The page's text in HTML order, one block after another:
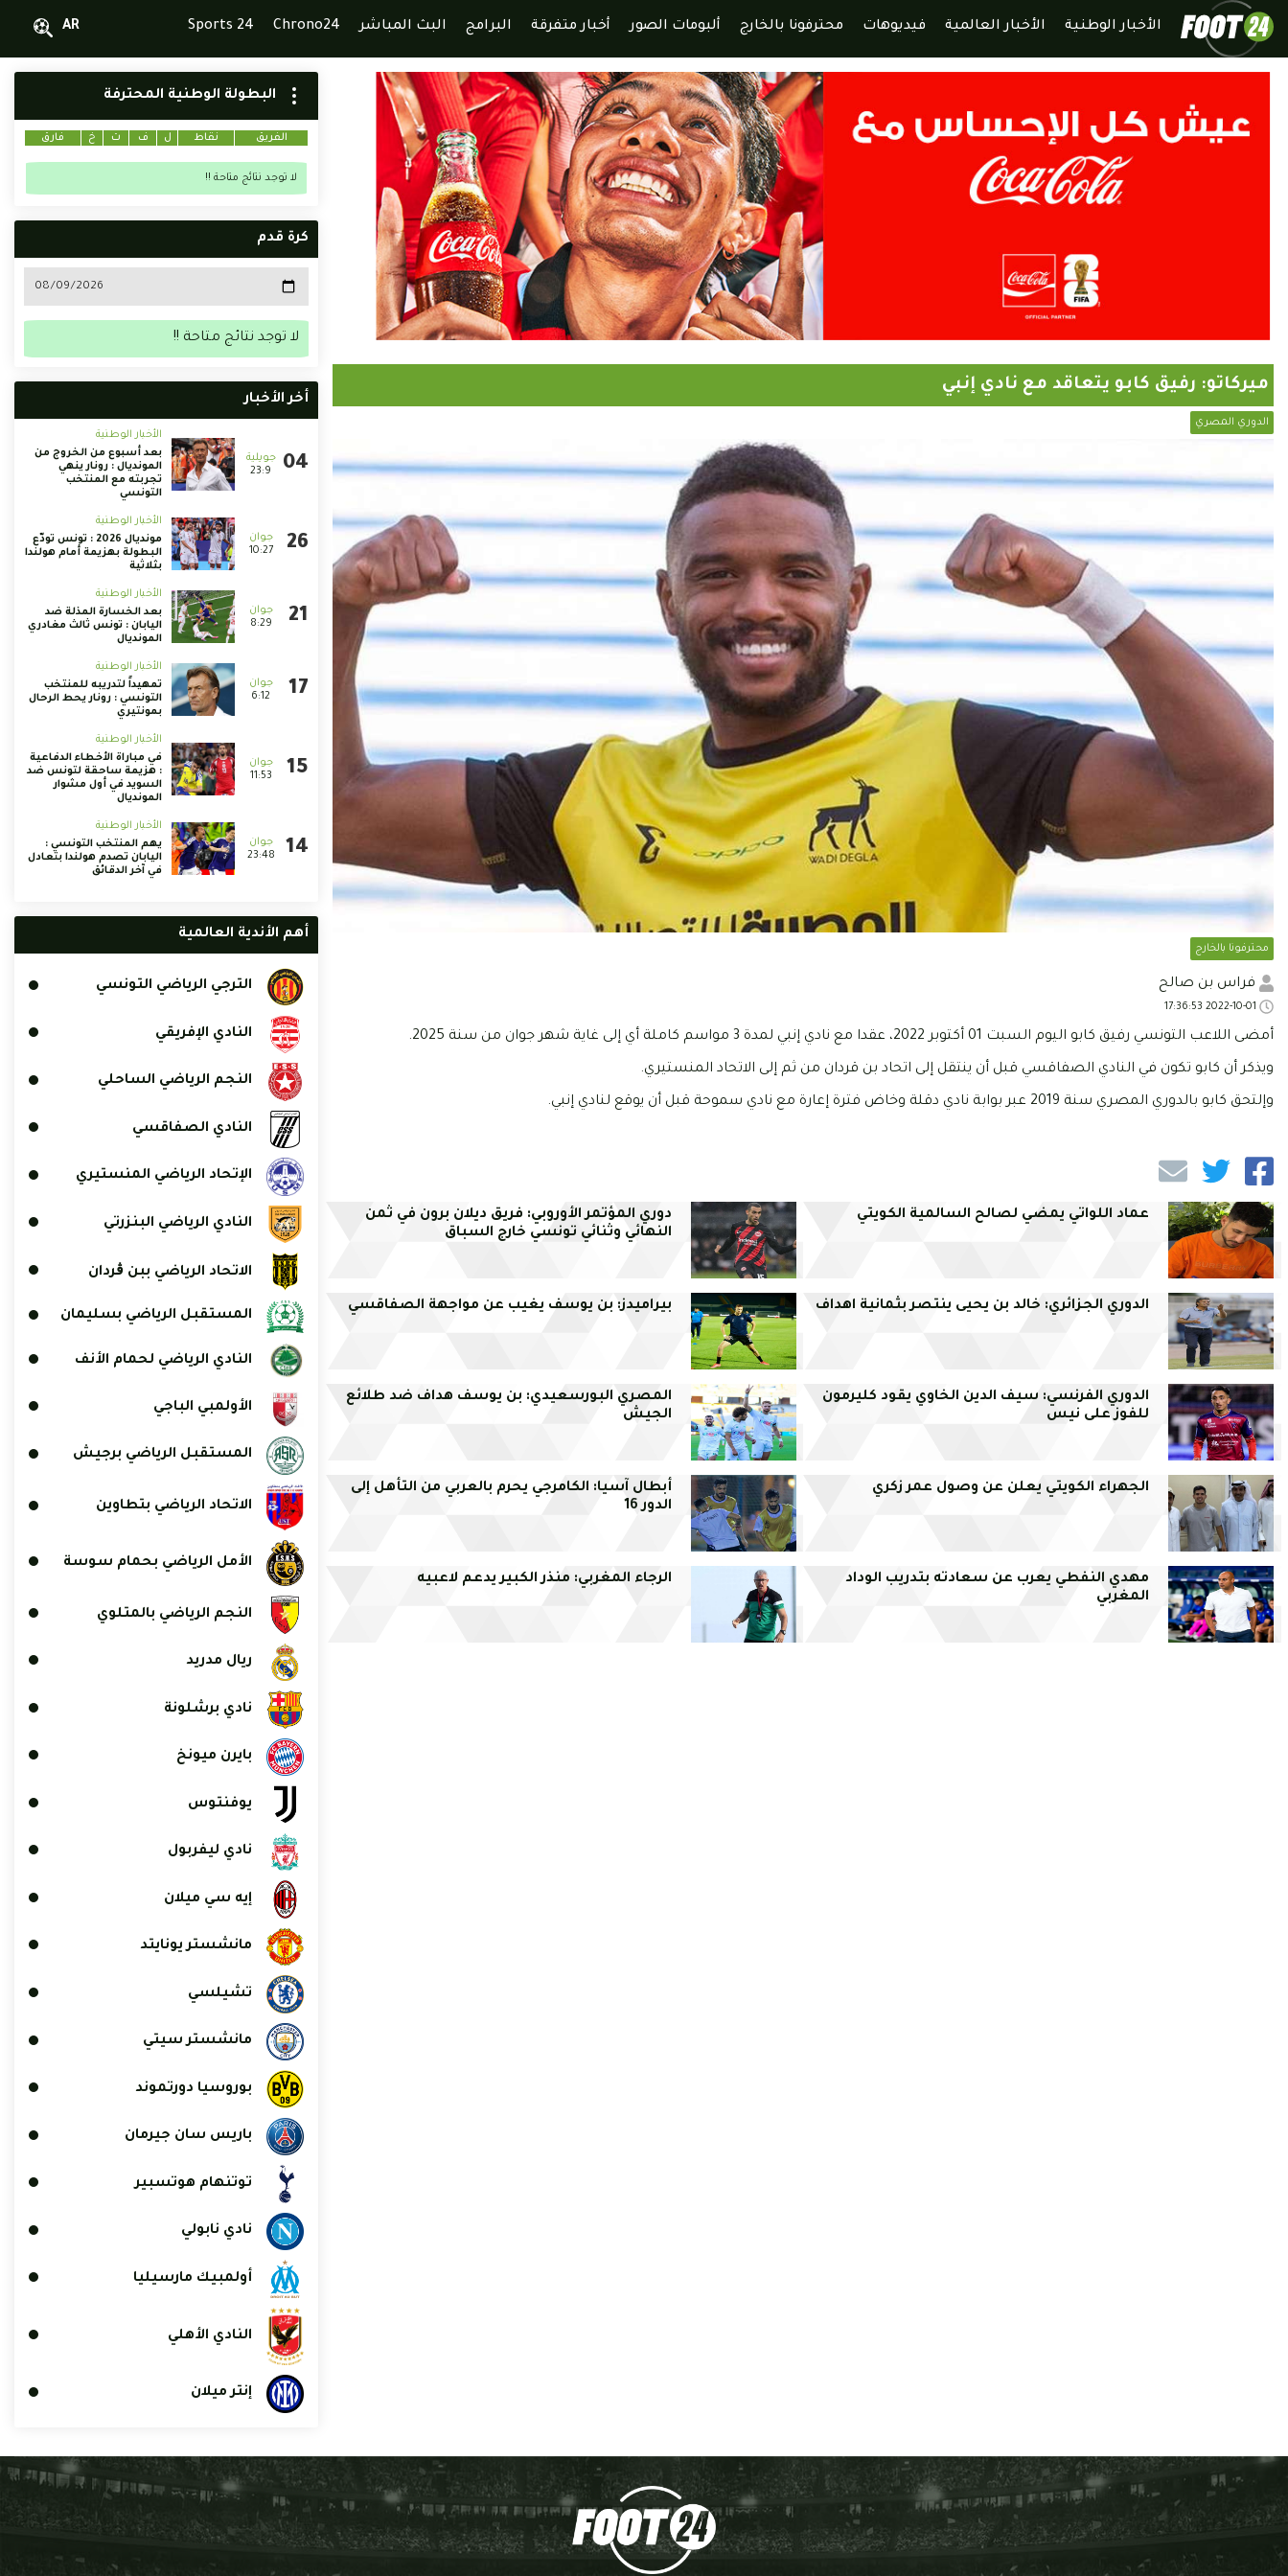
الأخبار الوطنية الأخبار العالمية فيديوهات محترفونا بالخارج ألبومات الصور أخبار متفرقة البرامج البث المباشر Chrono24
Sports 24
AR
ميركاتو: رفيق كابو يتعاقد مع نادي إنبي
الدوري المصري
محترفونا بالخارج
فراس بن صالح
أمضى اللاعب التونسي رفيق كابو اليوم السبت 01 أكتوبر 2022، عقدا مع نادي إنبي لمدة 3 مواسم كاملة أي إلى غاية شهر جوان من سنة 2025.
ويذكر أن كابو تكون في النادي الصفاقسي قبل أن ينتقل إلى اتحاد بن قردان من ثم إلى الاتحاد المنستيري.
وإلتحق كابو بالدوري المصري سنة 2019 عبر بوابة نادي دقلة وخاض فترة إعارة مع نادي سموحة قبل أن يوقع لنادي إنبي.
عماد اللواتي يمضي لصالح السالمية الكويتي
دوري المؤتمر الأوروبي: فريق ديلان برون في ثمن
النهائي وثنائي تونسي خارج السباق
الدوري الجزائري: خالد بن يحيى ينتصر بثمانية اهداف بيراميدز: بن يوسف يغيب عن مواجهة الصفاقسي
الدوري الفرنسي: سيف الدين الخاوي يقود كليرمون
للفوز على نيس
المصري البورسعيدي: بن يوسف هداف ضد طلائع
الجيش
الجهراء الكويتي يعلن عن وصول عمر زكري
أبطال آسيا: الكامرجي يحرم بالعربي من التأهل إلى
الدور 16
مهدي النفطي يعرب عن سعادته بتدريب الوداد
المغربي
الرجاء المغربي: منذر الكبير يدعم لاعبيه
البطولة الوطنية المحترفة
الفريق نقاط ل ف ت خ فارق
لا توجد نتائج متاحة !!
كرة قدم
لا توجد نتائج متاحة !!
أخر الأخبار
23:9
الأخبار الوطنية
بعد أسبوع من الخروج من
المونديال : رونار ينهي
تجربته مع المنتخب
التونسي
10:27
الأخبار الوطنية
مونديال 2026 : تونس تودّع
البطولة بهزيمة أمام هولندا
بثلاثية
8:29
الأخبار الوطنية
بعد الخسارة المذلة ضد
اليابان : تونس ثالث مغادري
المونديال
6:12
الأخبار الوطنية
تمهيداً لتدريبه للمنتخب
التونسي : رونار يحط الرحال
بمونتيري
11:53
الأخبار الوطنية
في مباراة الأخطاء الدفاعية
: هزيمة ساحقة لتونس ضد
السويد في أول مشوار
المونديال
23:48
الأخبار الوطنية
يهم المنتخب التونسي :
اليابان تصدم هولندا بتعادل
في آخر الدقائق
أهم الأندية العالمية
الترجي الرياضي التونسي
النادي الإفريقي
النجم الرياضي الساحلي
النادي الصفاقسي
الإتحاد الرياضي المنستيري
النادي الرياضي البنزرتي
الاتحاد الرياضي ببن ڨردان
المستقبل الرياضي بسليمان
النادي الرياضي لحمام الأنف
الأولمبي الباجي
المستقبل الرياضي برجيش
الاتحاد الرياضي بتطاوين
الأمل الرياضي بحمام سوسة
النجم الرياضي بالمتلوي
ريال مدريد
نادي برشلونة
بايرن ميونخ
يوفنتوس
نادي ليفربول
إيه سي ميلان
مانشستر يونايتد
تشيلسي
مانشستر سيتي
بوروسيا دورتموند
باريس سان جيرمان
توتنهام هوتسبير
نادي نابولي
أولمبيك مارسيليا
النادي الأهلي
إنتر ميلان